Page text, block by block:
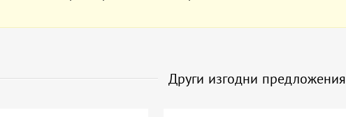
Други изгодни предложения